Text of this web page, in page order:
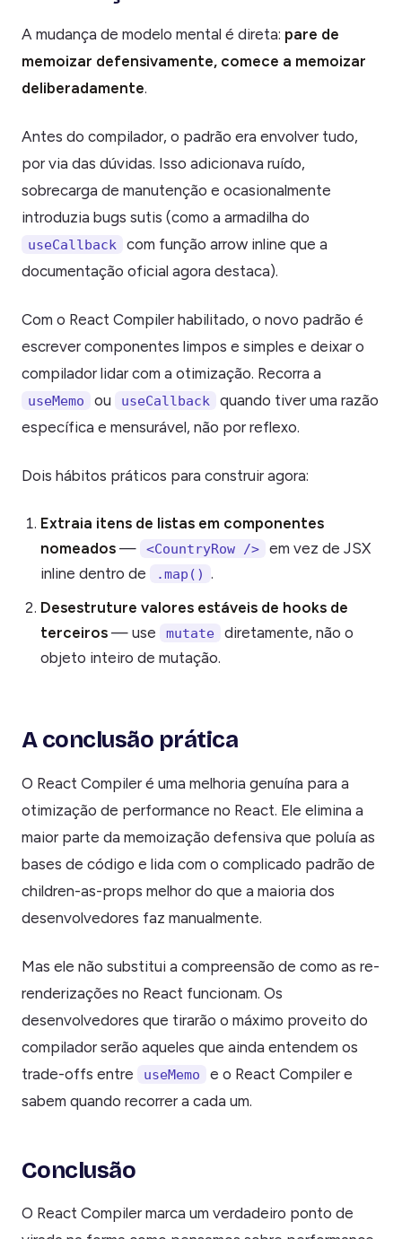
A mudança de modelo mental é direta: pare de
memoizar defensivamente, comece a memoizar
deliberadamente.
Antes do compilador, o padrão era envolver tudo,
por via das dúvidas. Isso adicionava ruído,
sobrecarga de manutenção e ocasionalmente
introduzia bugs sutis (como a armadilha do
useCallback
com função arrow inline que a
documentação oficial agora destaca).
Com o React Compiler habilitado, o novo padrão é
escrever componentes limpos e simples e deixar o
compilador lidar com a otimização. Recorra a
useMemo ou useCallback
quando tiver uma razão
específica e mensurável, não por reflexo.
Dois hábitos práticos para construir agora:
Extraia itens de listas em componentes
nomeados— <CountryRow />
em vez de JSX
inline dentro de
.map() .
Desestruture valores estáveis de hooks de
terceiros— use mutate
diretamente, não o
objeto inteiro de mutação.
A conclusão prática
O React Compiler é uma melhoria genuína para a
otimização de performance no React. Ele elimina a
maior parte da memoização defensiva que poluía as
bases de código e lida com o complicado padrão de
children-as-props melhor do que a maioria dos
desenvolvedores faz manualmente.
Mas ele não substitui a compreensão de como as re-
renderizações no React funcionam. Os
desenvolvedores que tirarão o máximo proveito do
compilador serão aqueles que ainda entendem os
trade-offs entre
useMemo
e o React Compiler e
sabem quando recorrer a cada um.
Conclusão
O React Compiler marca um verdadeiro ponto de